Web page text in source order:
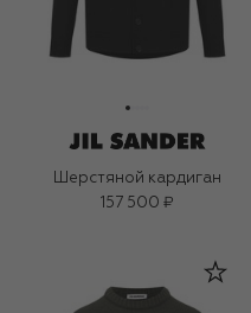
Шерстяной кардиган
157 500 ₽